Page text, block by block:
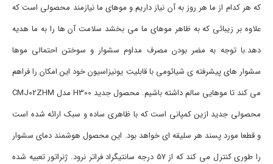
که هر کدام از ما هر روز به آن نیاز داریم و موهای ما نیازمند محصولی است که
علاوه بر زیبائی که به ظاهر موهای ما می بخشد سلامت آن ها را به ما هدیه
دهد.با توجه به مضر بودن مصرف مداوم سشوار و سوختن احتمالی موها
سشوار های پیشرفته ی شیائومی با قابلیت یونیزاسیون خود این امکان را فراهم
می کند تا موهایی سالم داشته باشیم. محصول جدید H300 مدل CMJ02ZHM
محصولی جدید ازین کمپانی است که با ظاهری ساده و سبک ارائه شده است
و قطعا مورد پسند هر سلیقه ای خواهد بود. این محصول هوشمند دمای سشوار
را طوری کنترل می کند که از 57 درجه سانتیگراد فراتر نرود. ژنراتور تعبیه شده